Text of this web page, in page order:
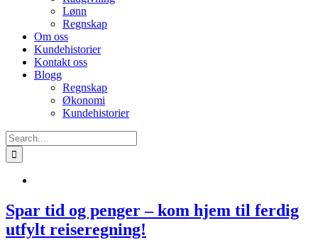
Lønn
Regnskap
Om oss
Kundehistorier
Kontakt oss
Blogg
Regnskap
Økonomi
Kundehistorier
Search
for:
Spar tid og penger – kom hjem til ferdig
utfylt reiseregning!